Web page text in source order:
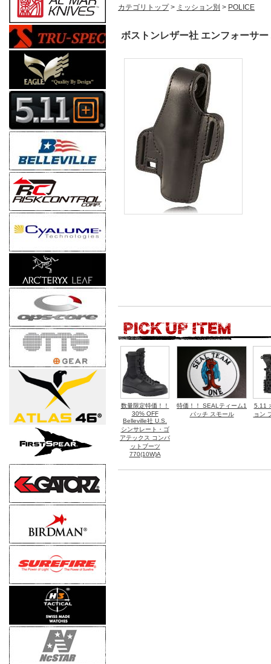
カテゴリトップ> ミッション別 > POLICE
ボストンレザー社 エンフォーサ
数量限定特価！！
30% OFF
Belleville社 U.S.
シンサレート・ゴ
アテックス コンバ
ットブーツ
770(10W)A
特価！！ SEALティーム1
パッチ スモール
5.11
ョン